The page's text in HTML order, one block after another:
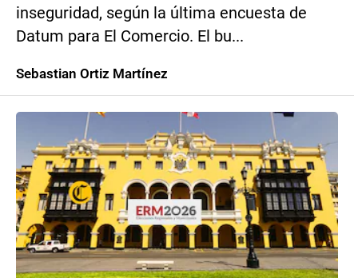
inseguridad, según la última encuesta de
Datum para El Comercio. El bu...
Sebastian Ortiz Martínez